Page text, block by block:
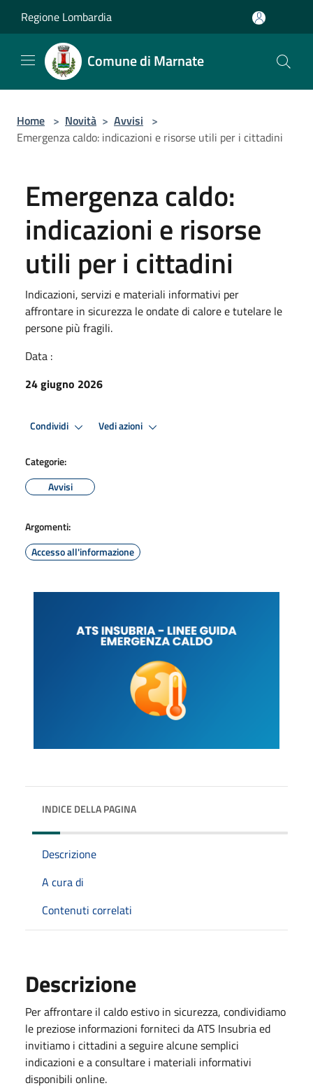
Regione Lombardia
Comune di Marnate
Home > Novità > Avvisi >
Emergenza caldo: indicazioni e risorse utili per i cittadini
Emergenza caldo:
indicazioni e risorse
utili per i cittadini
Indicazioni, servizi e materiali informativi per
affrontare in sicurezza le ondate di calore e tutelare le
persone più fragili.
Data :
24 giugno 2026
Condividi Vedi azioni
Categorie:
Avvisi
Argomenti:
Accesso all'informazione
INDICE DELLA PAGINA
Descrizione
A cura di
Contenuti correlati
Descrizione
Per affrontare il caldo estivo in sicurezza, condividiamo
le preziose informazioni forniteci da ATS Insubria ed
invitiamo i cittadini a seguire alcune semplici
indicazioni e a consultare i materiali informativi
disponibili online.